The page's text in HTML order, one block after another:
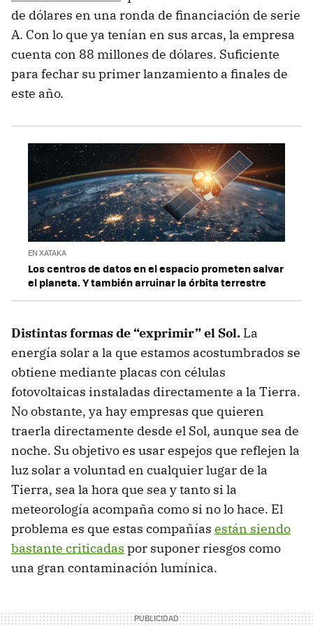
de dólares en una ronda de financiación de serie
A. Con lo que ya tenían en sus arcas, la empresa
cuenta con 88 millones de dólares. Suficiente
para fechar su primer lanzamiento a finales de
este año.
EN XATAKA
Los centros de datos en el espacio prometen salvar
el planeta. Y también arruinar la órbita terrestre
Distintas formas de “exprimir” el Sol. La
energía solar a la que estamos acostumbrados se
obtiene mediante placas con células
fotovoltaicas instaladas directamente a la Tierra.
No obstante, ya hay empresas que quieren
traerla directamente desde el Sol, aunque sea de
noche. Su objetivo es usar espejos que reflejen la
luz solar a voluntad en cualquier lugar de la
Tierra, sea la hora que sea y tanto si la
meteorología acompaña como si no lo hace. El
problema es que estas compañías están siendo
bastante criticadas por suponer riesgos como
una gran contaminación lumínica.